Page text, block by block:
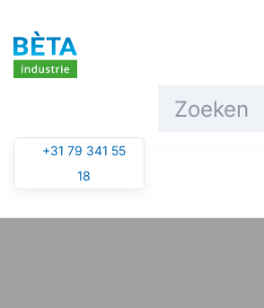
Overslaan en naar de inhoud gaan
+31 79 341 55
18